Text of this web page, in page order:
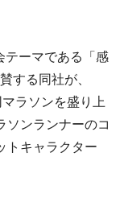
テーマである「感
する同社が、
ラソンを盛り上
ソンランナーのコ
トキャラクター